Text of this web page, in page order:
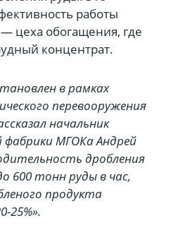
работы
цеха обогащения, где
концентрат.
в рамках
перевооружения
начальник
МГОКа Андрей
дробления
600 тонн руды в час,
продукта
25%».